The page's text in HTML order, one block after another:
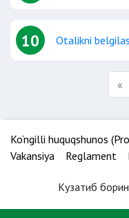
10 Otalikni
«
Ko‘ngilli huquqshunos
Vakansiya
Reglament
Кузатиб